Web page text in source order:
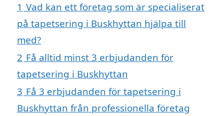
1 Vad kan ett företag som är specialiserat
på tapetsering i Buskhyttan hjälpa till
med?
2 Få alltid minst 3 erbjudanden för
tapetsering i Buskhyttan
3 Få 3 erbjudanden för tapetsering i
Buskhyttan från professionella företag